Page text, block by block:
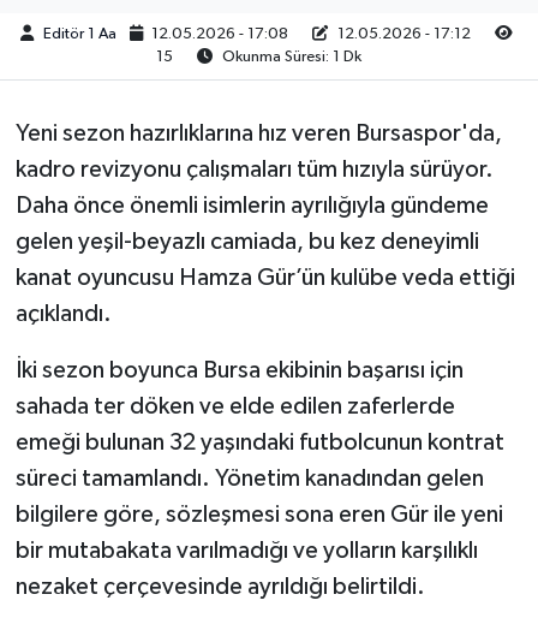
Editör 1 Aa 12.05.2026 - 17:08
12.05.2026 - 17:12
15
Okunma Süresi: 1 Dk
Yeni sezon hazırlıklarına hız veren Bursaspor'da,
kadro revizyonu çalışmaları tüm hızıyla sürüyor.
Daha önce önemli isimlerin ayrılığıyla gündeme
gelen yeşil-beyazlı camiada, bu kez deneyimli
kanat oyuncusu Hamza Gür’ün kulübe veda ettiği
açıklandı.
İki sezon boyunca Bursa ekibinin başarısı için
sahada ter döken ve elde edilen zaferlerde
emeği bulunan 32 yaşındaki futbolcunun kontrat
süreci tamamlandı. Yönetim kanadından gelen
bilgilere göre, sözleşmesi sona eren Gür ile yeni
bir mutabakata varılmadığı ve yolların karşılıklı
nezaket çerçevesinde ayrıldığı belirtildi.